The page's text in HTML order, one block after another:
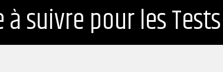
à suivre pour les Tests